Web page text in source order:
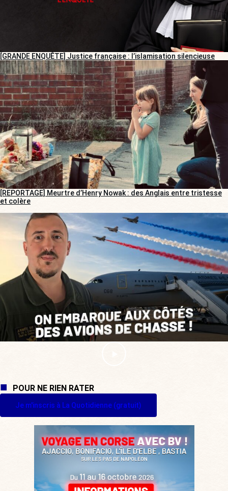
[GRANDE ENQUÊTE] Justice française : l’islamisation silencieuse
[REPORTAGE] Meurtre d’Henry Nowak : des Anglais entre tristesse
et colère
POUR NE RIEN RATER
Je m'inscris à La Quotidienne (gratuit)